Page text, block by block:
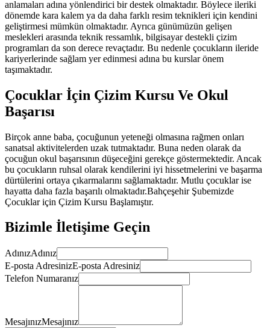
anlamaları adına yönlendirici bir destek olmaktadır. Böylece ileriki
dönemde kara kalem ya da daha farklı resim teknikleri için kendini
geliştirmesi mümkün olmaktadır. Ayrıca günümüzün gelişen
meslekleri arasında teknik ressamlık, bilgisayar destekli çizim
programları da son derece revaçtadır. Bu nedenle çocukların ileride
kariyerlerinde sağlam yer edinmesi adına bu kurslar önem
taşımaktadır.
Çocuklar İçin Çizim Kursu Ve Okul
Başarısı
Birçok anne baba, çocuğunun yeteneği olmasına rağmen onları
sanatsal aktivitelerden uzak tutmaktadır. Buna neden olarak da
çocuğun okul başarısının düşeceğini gerekçe göstermektedir. Ancak
bu çocukların ruhsal olarak kendilerini iyi hissetmelerini ve başarma
dürtülerini ortaya çıkarmalarını sağlamaktadır. Mutlu çocuklar ise
hayatta daha fazla başarılı olmaktadır.Bahçeşehir Şubemizde
Çocuklar için Çizim Kursu Başlamıştır.
Bizimle İletişime Geçin
AdınızAdınız
E-posta AdresinizE-posta Adresiniz
Telefon Numaranız
MesajınızMesajınız